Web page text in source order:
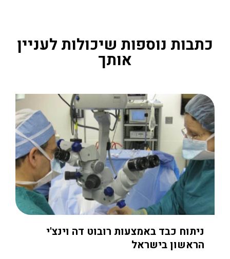
כתבות נוספות שיכולות לעניין
אותך
ניתוח כבד באמצעות רובוט דה וינצ'י
הראשון בישראל